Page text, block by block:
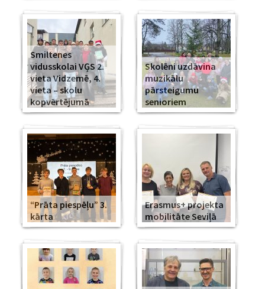
Smiltenes
vidusskolai VĢS 2.
vieta Vidzemē, 4.
vieta – skolu
kopvērtējumā
Skolēni uzdāvina
muzikālu
pārsteigumu
senioriem
“Prāta piespēļu” 3.
kārta
Erasmus+ projekta
mobilitāte Seviļā